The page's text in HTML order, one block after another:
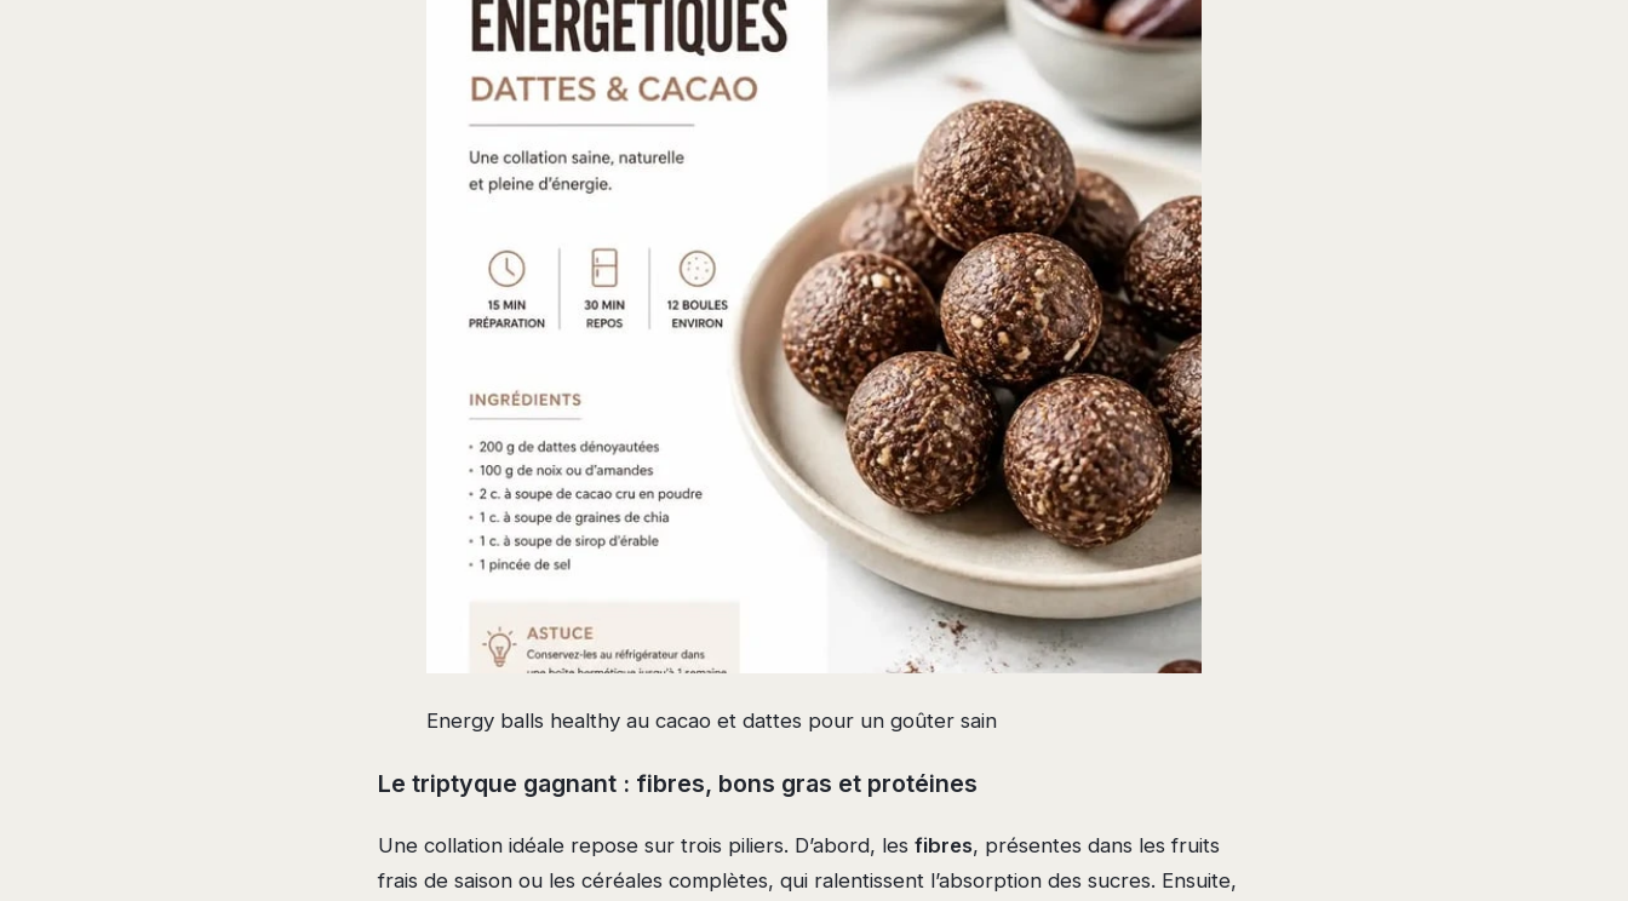
Energy balls healthy au cacao et dattes pour un goûter sain
Le triptyque gagnant : fibres, bons gras et protéines
Une collation idéale repose sur trois piliers. D’abord, les fibres, présentes dans les fruits
frais de saison ou les céréales complètes, qui ralentissent l’absorption des sucres. Ensuite,